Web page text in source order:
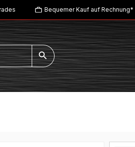
Bequemer Kauf auf Rechnung*